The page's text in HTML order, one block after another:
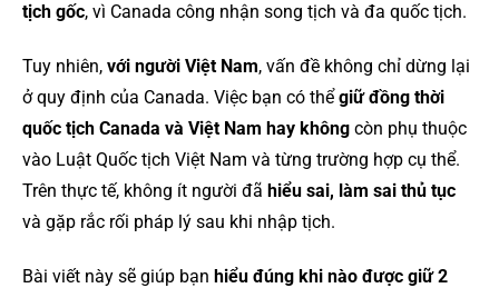
tịch gốc, vì Canada công nhận song tịch và đa quốc tịch.
Tuy nhiên, với người Việt Nam, vấn đề không chỉ dừng lại
ở quy định của Canada. Việc bạn có thểgiữ đồng thời
quốc tịch Canada và Việt Nam hay không còn phụ thuộc
vào Luật Quốc tịch Việt Nam và từng trường hợp cụ thể.
Trên thực tế, không ít người đã hiểu sai, làm sai thủ tục
và gặp rắc rối pháp lý sau khi nhập tịch.
Bài viết này sẽ giúp bạn hiểu đúng khi nào được giữ 2